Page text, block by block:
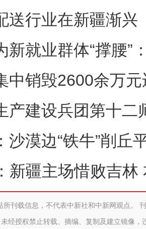
送行业在新疆渐兴
新就业群体“撑腰”
中销毁2600余万
产建设兵团第十二
沙漠边“铁牛”削丘
新疆主场惜败吉林
所刊载信息，不代表中新社和中新网观点。
未经授权禁止转载、摘编、复制及建立镜像，